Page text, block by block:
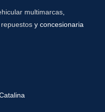
multimarcas
y concesionaria